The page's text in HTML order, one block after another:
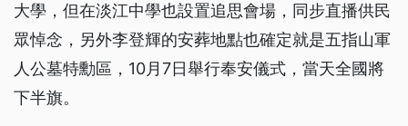
大學，但在淡江中學也設置追思會場，同步直播供民
眾悼念，另外李登輝的安葬地點也確定就是五指山軍
人公墓特勳區，10月7日舉行奉安儀式，當天全國將
下半旗。